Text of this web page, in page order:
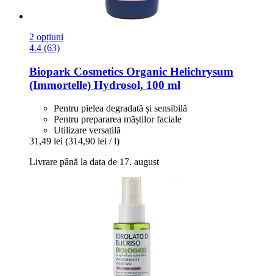
2 opțiuni
4.4 (63)
Biopark Cosmetics Organic Helichrysum
(Immortelle) Hydrosol, 100 ml
Pentru pielea degradată și sensibilă
Pentru prepararea măștilor faciale
Utilizare versatilă
31,49 lei (314,90 lei / l)
Livrare până la data de 17. august